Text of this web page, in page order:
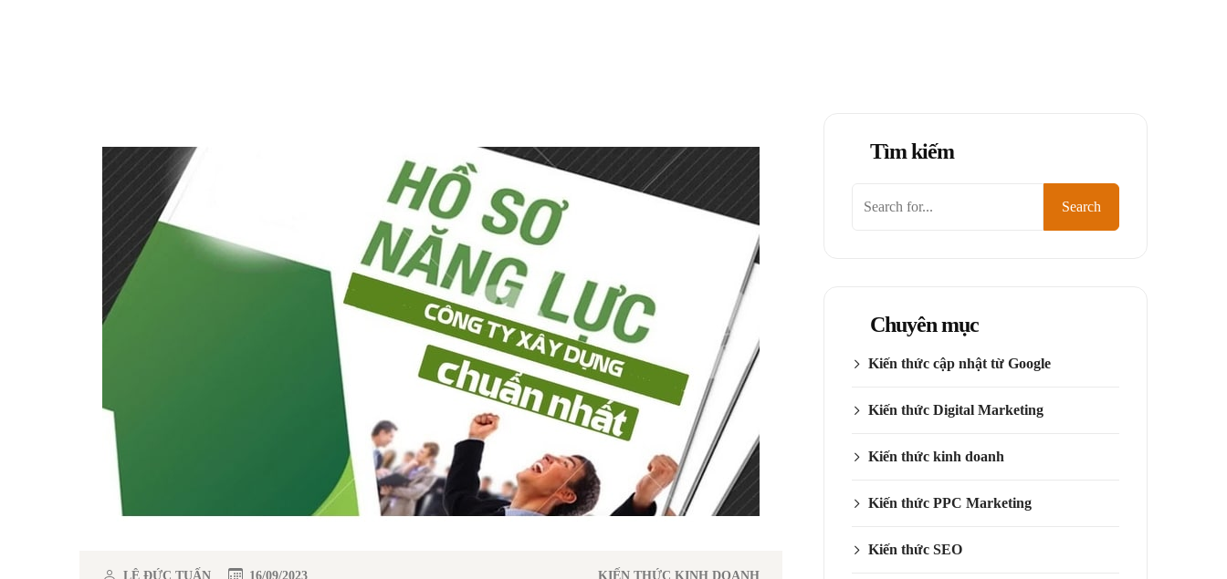
LÊ ĐỨC TUẤN 16/09/2023 KIẾN THỨC KINH DOANH
Tìm kiếm
Search
Chuyên mục
Kiến thức cập nhật từ Google
Kiến thức Digital Marketing
Kiến thức kinh doanh
Kiến thức PPC Marketing
Kiến thức SEO